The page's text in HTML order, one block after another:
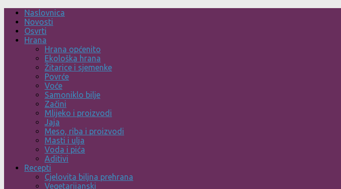
Skip
content
Naslovnica
Novosti
Osvrti
Hrana
Hrana općenito
Ekološka hrana
Žitarice i sjemenke
Povrće
Voće
Samoniklo bilje
Začini
Mlijeko i proizvodi
Jaja
Meso, riba i proizvodi
Masti i ulja
Voda i pića
Aditivi
Recepti
Cjelovita biljna prehrana
Vegetarijanski